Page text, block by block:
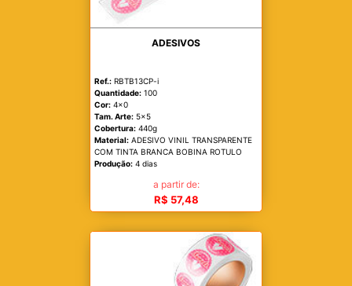
ADESIVOS
Ref.: RBTB13CP-i
Quantidade: 100
Cor: 4x0
Tam. Arte: 5x5
Cobertura: 440g
Material: ADESIVO VINIL TRANSPARENTE
COM TINTA BRANCA BOBINA ROTULO
Produção: 4 dias
a partir de:
R$ 57,48